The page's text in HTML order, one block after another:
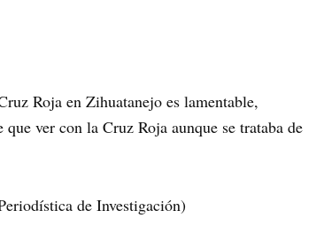
Roja en Zihuatanejo es lamentable,
ver con la Cruz Roja aunque se trataba de
de Investigación)